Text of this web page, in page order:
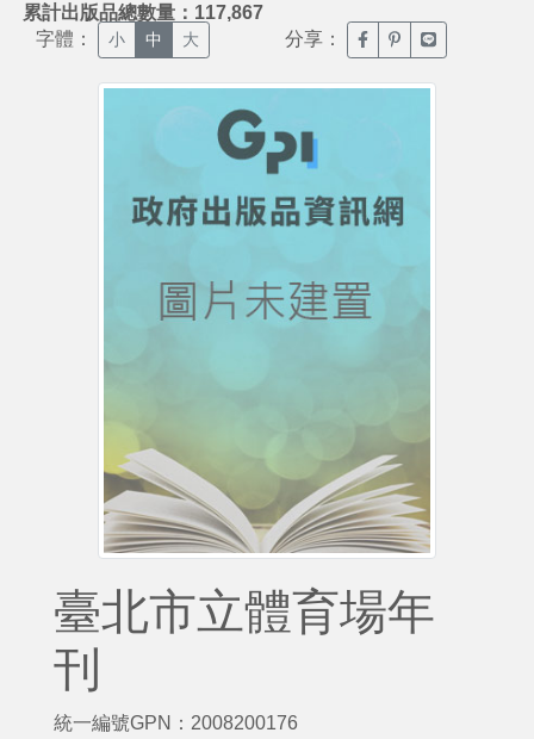
累計出版品總數量：117,867
字體： 小 中 大 分享： 臉書分享(另開新視窗)
噗浪分享(另開新
Line分享(另
臺北市立體育場年
刊
統一編號GPN：2008200176